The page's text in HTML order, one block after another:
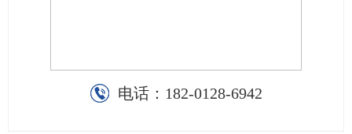
电话： 182-0128-6942